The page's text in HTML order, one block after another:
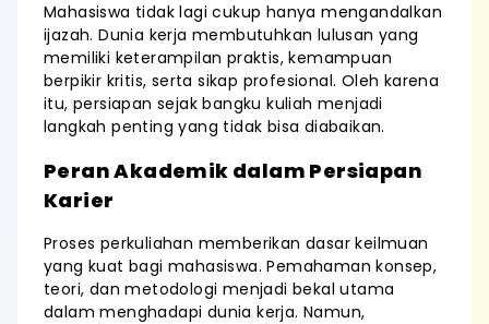
Mahasiswa tidak lagi cukup hanya mengandalkan
ijazah. Dunia kerja membutuhkan lulusan yang
memiliki keterampilan praktis, kemampuan
berpikir kritis, serta sikap profesional. Oleh karena
itu, persiapan sejak bangku kuliah menjadi
langkah penting yang tidak bisa diabaikan.
Peran Akademik dalam Persiapan
Karier
Proses perkuliahan memberikan dasar keilmuan
yang kuat bagi mahasiswa. Pemahaman konsep,
teori, dan metodologi menjadi bekal utama
dalam menghadapi dunia kerja. Namun,